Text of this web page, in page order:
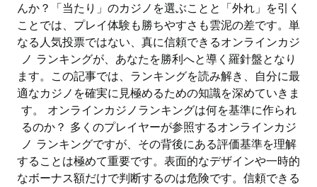
んか？「当たり」のカジノを選ぶことと「外れ」を引く
ことでは、プレイ体験も勝ちやすさも雲泥の差です。単
なる人気投票ではない、真に信頼できるオンラインカジ
ノ ランキングが、あなたを勝利へと導く羅針盤となり
ます。この記事では、ランキングを読み解き、自分に最
適なカジノを確実に見極めるための知識を深めていきま
す。 オンラインカジノランキングは何を基準に作られ
るのか？ 多くのプレイヤーが参照するオンラインカジ
ノ ランキングですが、その背後にある評価基準を理解
することは極めて重要です。表面的なデザインや一時的
なボーナス額だけで判断するのは危険です。信頼できる